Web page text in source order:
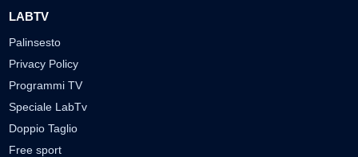
LABTV
Palinsesto
Privacy Policy
Programmi TV
Speciale LabTv
Doppio Taglio
Free sport